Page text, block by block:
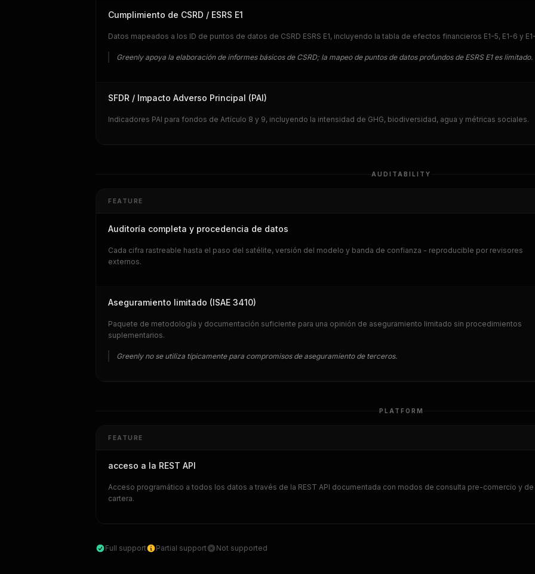
Cumplimiento de CSRD / ESRS E1
Datos mapeados a los ID de puntos de datos de CSRD ESRS E1, incluyendo la tabla de efectos financieros E1-5, E1-6 y
Greenly apoya la elaboración de informes básicos de CSRD; la mapeo de puntos de datos profundos de ESRS E1 es limitado.
SFDR / Impacto Adverso Principal (PAI)
Indicadores PAI para fondos de Artículo 8 y 9, incluyendo la intensidad de GHG, biodiversidad, agua y métricas sociales.
AUDITABILITY
FEATURE
Auditoría completa y procedencia de datos
Cada cifra rastreable hasta el paso del satélite, versión del modelo y banda de confianza - reproducible por revisores
externos.
Aseguramiento limitado (ISAE 3410)
Paquete de metodología y documentación suficiente para una opinión de aseguramiento limitado sin procedimientos
suplementarios.
Greenly no se utiliza típicamente para compromisos de aseguramiento de terceros.
PLATFORM
FEATURE
acceso a la REST API
Acceso programático a todos los datos a través de la REST API documentada con modos de consulta pre-comercio y de
cartera.
Full support Partial support Not supported